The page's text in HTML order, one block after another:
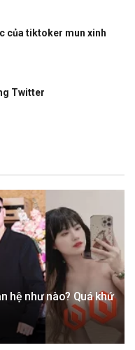
của tiktoker mun xinh
Twitter
hệ như nào? Quá khứ